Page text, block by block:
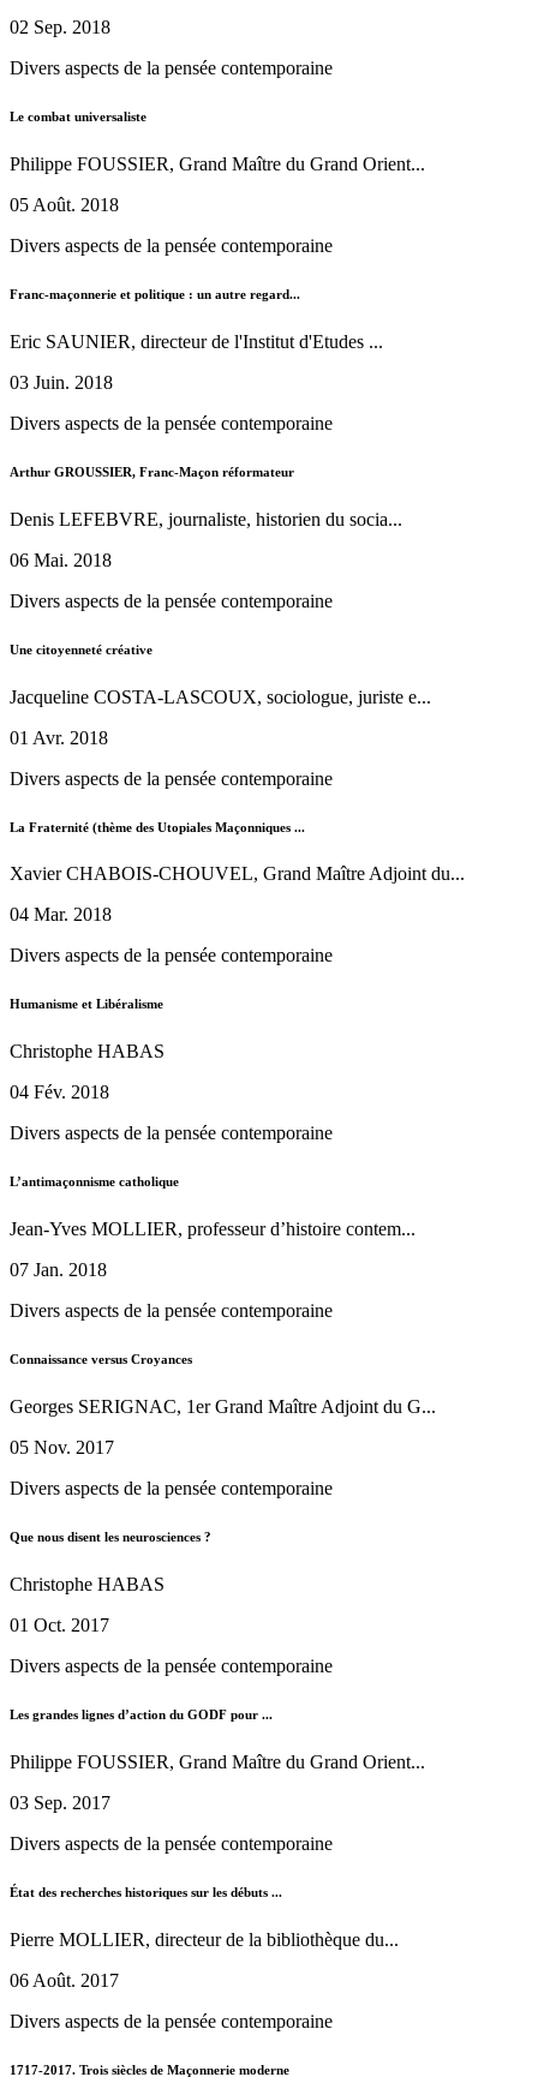
02 Sep. 2018
Divers aspects de la pensée contemporaine
Le combat universaliste
Philippe FOUSSIER, Grand Maître du Grand Orient...
05 Août. 2018
Divers aspects de la pensée contemporaine
Franc-maçonnerie et politique : un autre regard...
Eric SAUNIER, directeur de l'Institut d'Etudes ...
03 Juin. 2018
Divers aspects de la pensée contemporaine
Arthur GROUSSIER, Franc-Maçon réformateur
Denis LEFEBVRE, journaliste, historien du socia...
06 Mai. 2018
Divers aspects de la pensée contemporaine
Une citoyenneté créative
Jacqueline COSTA-LASCOUX, sociologue, juriste e...
01 Avr. 2018
Divers aspects de la pensée contemporaine
La Fraternité (thème des Utopiales Maçonniques ...
Xavier CHABOIS-CHOUVEL, Grand Maître Adjoint du...
04 Mar. 2018
Divers aspects de la pensée contemporaine
Humanisme et Libéralisme
Christophe HABAS
04 Fév. 2018
Divers aspects de la pensée contemporaine
L’antimaçonnisme catholique
Jean-Yves MOLLIER, professeur d’histoire contem...
07 Jan. 2018
Divers aspects de la pensée contemporaine
Connaissance versus Croyances
Georges SERIGNAC, 1er Grand Maître Adjoint du G...
05 Nov. 2017
Divers aspects de la pensée contemporaine
Que nous disent les neurosciences ?
Christophe HABAS
01 Oct. 2017
Divers aspects de la pensée contemporaine
Les grandes lignes d’action du GODF pour ...
Philippe FOUSSIER, Grand Maître du Grand Orient...
03 Sep. 2017
Divers aspects de la pensée contemporaine
État des recherches historiques sur les débuts ...
Pierre MOLLIER, directeur de la bibliothèque du...
06 Août. 2017
Divers aspects de la pensée contemporaine
1717-2017. Trois siècles de Maçonnerie moderne